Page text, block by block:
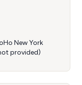
New York
provided)